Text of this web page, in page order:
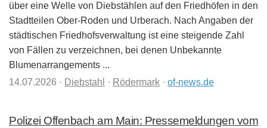
über eine Welle von Diebstählen auf den Friedhöfen in den
Stadtteilen Ober-Roden und Urberach. Nach Angaben der
städtischen Friedhofsverwaltung ist eine steigende Zahl
von Fällen zu verzeichnen, bei denen Unbekannte
Blumenarrangements ...
14.07.2026 · Diebstahl · Rödermark · of-news.de
Polizei Offenbach am Main: Pressemeldungen vom